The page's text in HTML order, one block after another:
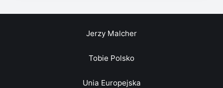
Jerzy Malcher
Tobie Polsko
Unia Europejska